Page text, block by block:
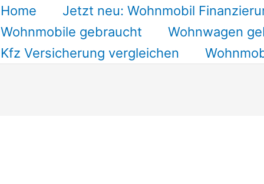
Home
Jetzt neu: Wohnmobil
Wohnmobile gebraucht
Wohnwagen
Kfz Versicherung vergleichen